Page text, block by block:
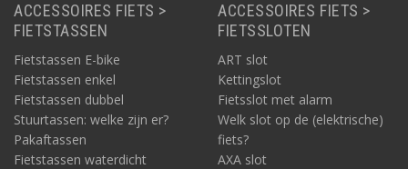
ACCESSOIRES FIETS >
FIETSTASSEN
Fietstassen E-bike
Fietstassen enkel
Fietstassen dubbel
Stuurtassen: welke zijn er?
Pakaftassen
Fietstassen waterdicht
ACCESSOIRES FIETS >
FIETSSLOTEN
ART slot
Kettingslot
Fietsslot met alarm
Welk slot op de (elektrische)
fiets?
AXA slot